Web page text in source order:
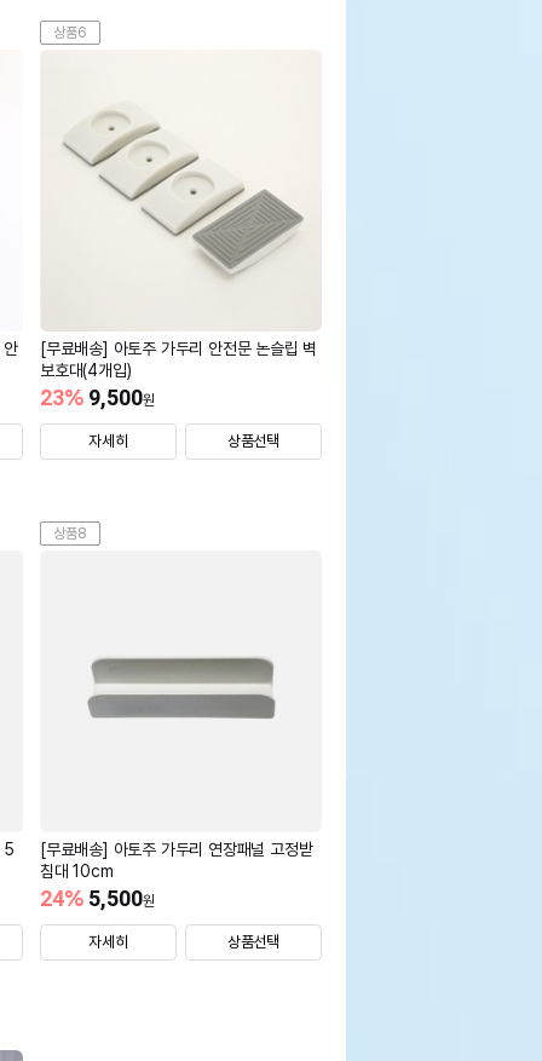
안
상품6
[무료배송] 아토주 가두리 안전문 논슬립 벽
보호대(4개입)
9,500원
23%
자세히 상품선택
5
상품8
[무료배송] 아토주 가두리 연장패널 고정받
침대 10cm
5,500원
24%
자세히 상품선택